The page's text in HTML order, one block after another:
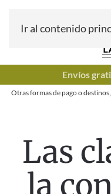
Ir al contenido
Envíos
Otras formas de pago o
Las
la